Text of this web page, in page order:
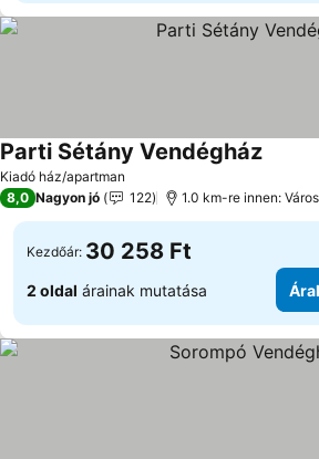
Kiadó ház/apartman
Parti Sétány VendégházÁrak
8,0 Nagyon jó 122 1.0 km-re innen:
Kezdőár: 30 258 Ft
2 oldal árainak mutatása